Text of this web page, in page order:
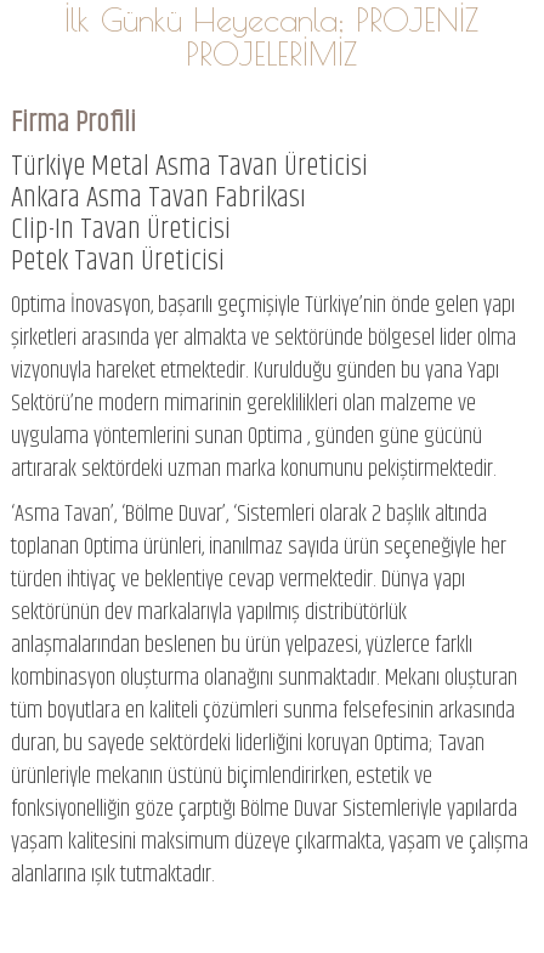
İlk Günkü Heyecanla; PROJENİZ
PROJELERİMİZ
Firma Profili
Türkiye Metal Asma Tavan Üreticisi
Ankara Asma Tavan Fabrikası
Clip-In Tavan Üreticisi
Petek Tavan Üreticisi
Optima İnovasyon, başarılı geçmişiyle Türkiye’nin önde gelen yapı
şirketleri arasında yer almakta ve sektöründe bölgesel lider olma
vizyonuyla hareket etmektedir. Kurulduğu günden bu yana Yapı
Sektörü’ne modern mimarinin gereklilikleri olan malzeme ve
uygulama yöntemlerini sunan Optima , günden güne gücünü
artırarak sektördeki uzman marka konumunu pekiştirmektedir.
‘Asma Tavan’, ‘Bölme Duvar’, ‘Sistemleri olarak 2 başlık altında
toplanan Optima ürünleri, inanılmaz sayıda ürün seçeneğiyle her
türden ihtiyaç ve beklentiye cevap vermektedir. Dünya yapı
sektörünün dev markalarıyla yapılmış distribütörlük
anlaşmalarından beslenen bu ürün yelpazesi, yüzlerce farklı
kombinasyon oluşturma olanağını sunmaktadır. Mekanı oluşturan
tüm boyutlara en kaliteli çözümleri sunma felsefesinin arkasında
duran, bu sayede sektördeki liderliğini koruyan Optima; Tavan
ürünleriyle mekanın üstünü biçimlendirirken, estetik ve
fonksiyonelliğin göze çarptığı Bölme Duvar Sistemleriyle yapılarda
yaşam kalitesini maksimum düzeye çıkarmakta, yaşam ve çalışma
alanlarına ışık tutmaktadır.